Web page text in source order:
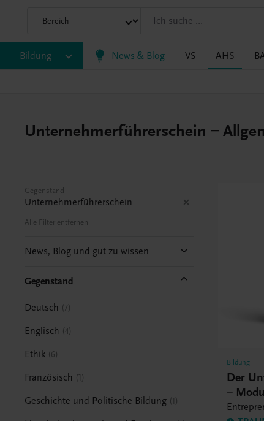
Bildung News & Blog VS AHS
Unternehmerführerschein –
Gegenstand
Unternehmerführerschein
Alle Filter entfernen
News, Blog und gut zu wissen
Gegenstand
Deutsch 7
Englisch 4
Ethik 6
Französisch 1
Geschichte und Politische Bildung 1
Bildung
Der
–